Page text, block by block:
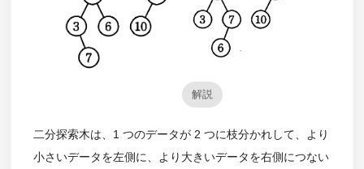
解説
二分探索木は、1 つのデータが 2 つに枝分かれして、より
小さいデータを左側に、より大きいデータを右側につない